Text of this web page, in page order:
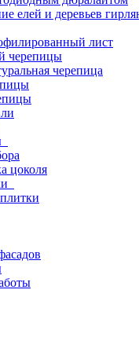
елей и деревьев
лист
черепицы
черепица
цоколя